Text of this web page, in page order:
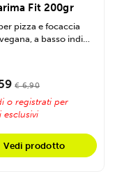
Fit 200gr
pizza e focaccia
a basso indice
€ 6,90
o registrati per
esclusivi
Vedi prodotto